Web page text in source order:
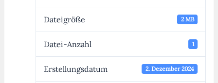
Dateigröße 2 MB
Datei-Anzahl 1
Erstellungsdatum 2. Dezember 2024